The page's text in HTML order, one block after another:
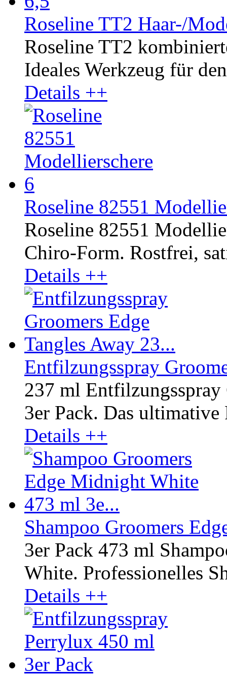
Roseline TT2 Haar-/
Roseline TT2
Ideales Werkzeug für
Details ++
Roseline 82551
Roseline 82551
Chiro-Form. Rostfrei,
Details ++
Entfilzungsspray
237 ml Entfilzungsspray
3er Pack. Das
Details ++
Shampoo Groomers
3er Pack 473 ml
White. Professionelles
Details ++